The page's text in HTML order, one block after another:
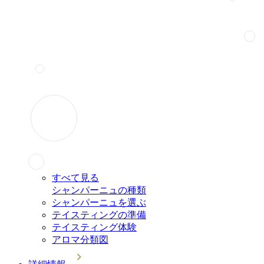
すべて見る
シャンパーニュの種類
シャンパーニュを選ぶ
テイスティングの準備
テイスティング体験
アロマ分類図